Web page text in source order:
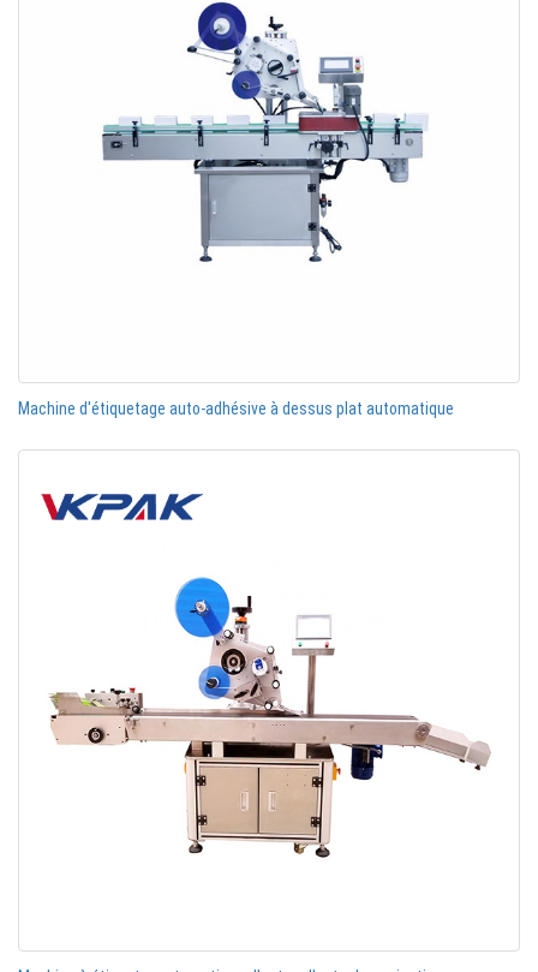
Machine d'étiquetage auto-adhésive à dessus plat automatique